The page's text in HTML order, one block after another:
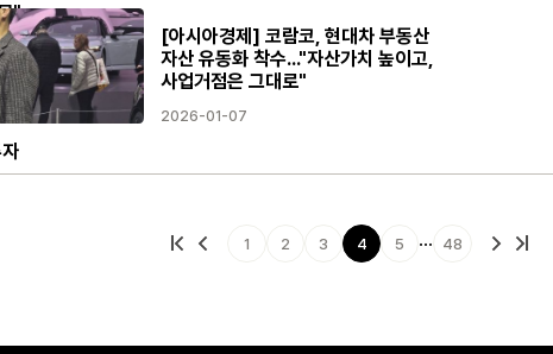
"
[아시아경제] 코람코, 현대차 부동산
자산 유동화 착수…"자산가치 높이고,
사업거점은 그대로"
2026-01-07
1 2 3 4 5 … 48